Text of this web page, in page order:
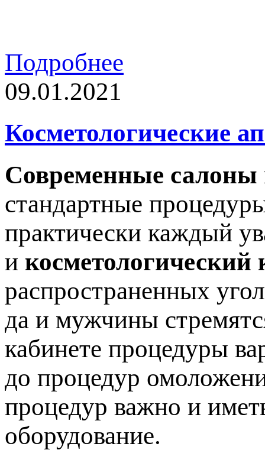
Подробнее
09.01.2021
Косметологические
Современные салоны
стандартные
практически каждый
и косметологический
распространенных
да и мужчины
кабинете процедуры
до процедур
процедур важно и
оборудование.